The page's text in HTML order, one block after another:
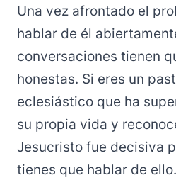
Una vez afrontado el
hablar de él
conversaciones tienen
honestas. Si eres un
eclesiástico que ha
su propia vida y
Jesucristo fue decisiva
tienes que hablar de